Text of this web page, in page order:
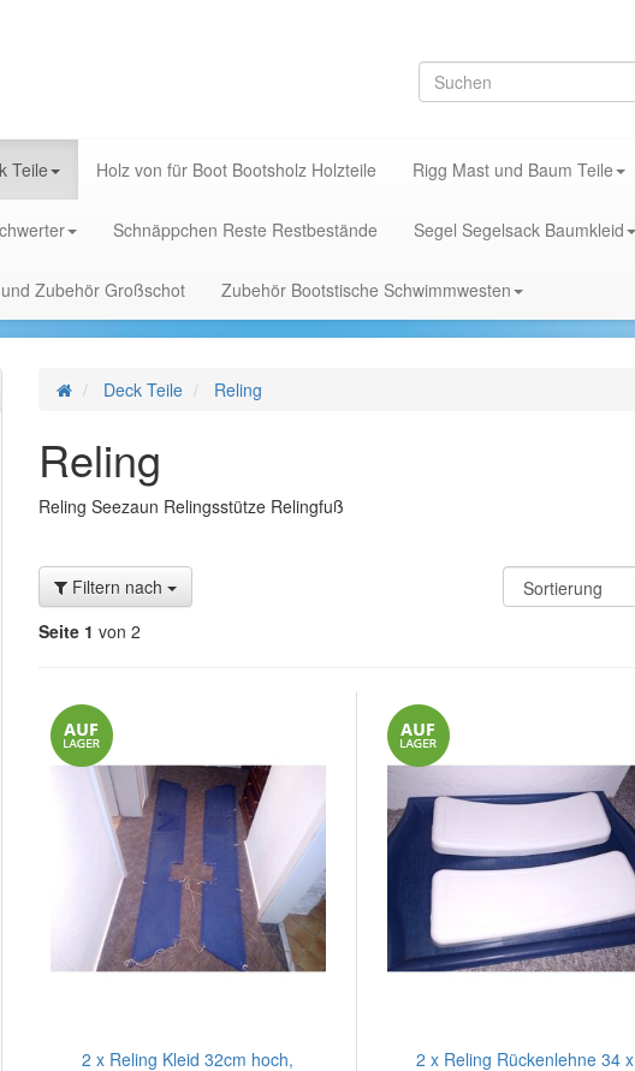
Teile Holz von für Boot Bootsholz Holzteile Rigg Mast und Baum Teile
Schnäppchen Reste Restbestände Segel Segelsack Baumkleid
Zubehör Großschot Zubehör Bootstische Schwimmwesten
Deck Teile Reling
Reling
Reling Seezaun Relingsstütze Relingfuß
Filtern nach
Seite 1 von 2
2 x Reling Kleid 32cm hoch, 2 x Reling Rückenlehne 34 x